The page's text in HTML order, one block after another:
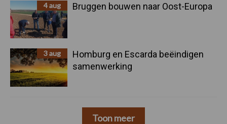
4 aug Bruggen bouwen naar Oost-Europa
3 aug
Homburg en Escarda beëindigen
samenwerking
Toon meer